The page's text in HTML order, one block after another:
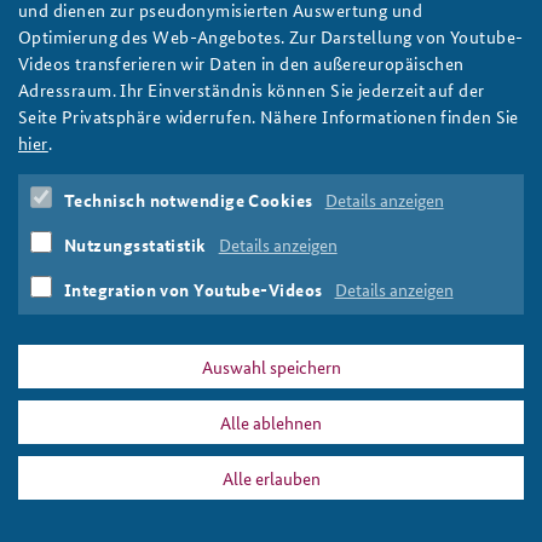
Anfahrt
Freundeskreis
Deutsches Forum Sicherheitspolitik
Arbeitskreis "Junge Sicherheitspolitiker"
Das Sicherheitspolitische Gespräch an der BAKS
Studierendenkonferenz Sicherheitspolitik gestalten
Newsletter-Archiv
ausbaufähig"
Im Interview spricht Armin Schuster, Präsident des Bundesamts
für Bevölkerungsschutz und Katastrophenhilfe über die
Aufgaben seiner Behörde und wie der Bevölkerungsschutz in
Deutschland verbessert werden könnte. Foto:
Bundeswehr/Tom Twardy
weiter
BBK,Bevölkerungsschutz,Katastrophenhilfe
DATENSCHUTZ IMPRESSUM
und dienen zur pseudonymisierten Auswertung und
Optimierung des Web-Angebotes. Zur Darstellung von Youtube-
Videos transferieren wir Daten in den außereuropäischen
Adressraum. Ihr Einverständnis können Sie jederzeit auf der
Seite Privatsphäre widerrufen. Nähere Informationen finden Sie
hier.
Technisch notwendige Cookies Details anzeigen
Nutzungsstatistik Details anzeigen
Integration von Youtube-Videos Details anzeigen
Auswahl speichern
Alle ablehnen
Alle erlauben